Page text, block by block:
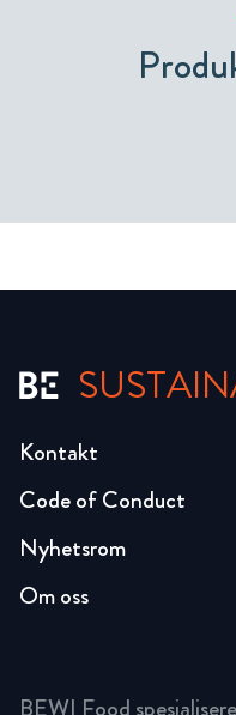
Code of Conduct
Nyhetsrom
Om oss
Kontakt